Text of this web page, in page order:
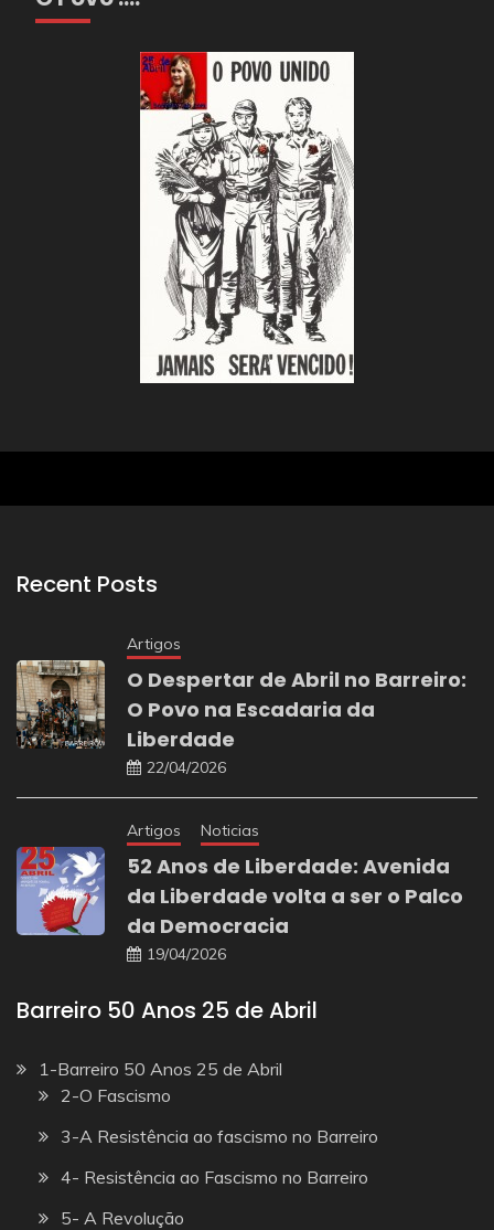
Recent Posts
Artigos
O Despertar de Abril no Barreiro:
O Povo na Escadaria da
Liberdade
22/04/2026
Artigos Noticias
52 Anos de Liberdade: Avenida
da Liberdade volta a ser o Palco
da Democracia
19/04/2026
Barreiro 50 Anos 25 de Abril
1-Barreiro 50 Anos 25 de Abril
2-O Fascismo
3-A Resistência ao fascismo no Barreiro
4- Resistência ao Fascismo no Barreiro
5- A Revolução